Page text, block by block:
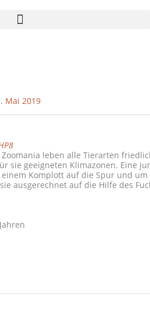
Mai 2019
leben alle Tierarten
sie geeigneten Klimazonen. Eine
Komplott auf die Spur und um
ausgerechnet auf die Hilfe des